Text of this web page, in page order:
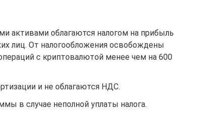
активами облагаются налогом на прибыль
лиц. От налогообложения освобождены
с криптовалютой менее чем на 600
и не облагаются НДС.
в случае неполной уплаты налога.